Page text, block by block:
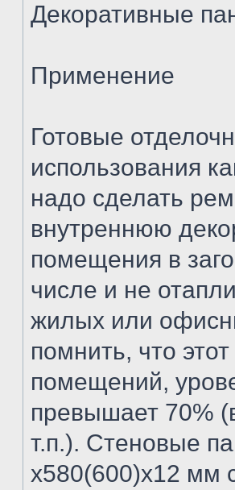
Декоративные
Применение
Готовые
использования
надо сделать
внутреннюю
помещения в
числе и не
жилых или
помнить, что
помещений,
превышает 70%
т.п.). Стеновые
х580(600)х12 мм